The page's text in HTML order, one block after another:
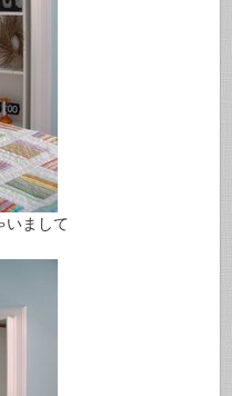
いまして